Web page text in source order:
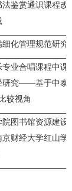
鉴赏通识课程改
化管理规范研究
业合唱课程中课
研究——基于中泰
较视角
图书馆资源建设
财经大学红山学